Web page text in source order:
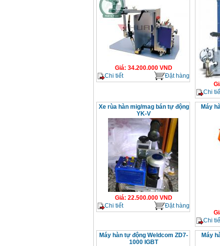
Giá: 34.200.000 VND
Chi tiết
Đặt hàng
Chi
Xe rùa hàn mig/mag bán tự động
YK-V
Giá: 22.500.000 VND
Chi tiết
Đặt hàng
Máy
Chi
Máy hàn tự động Weldcom ZD7-
1000 IGBT
Máy